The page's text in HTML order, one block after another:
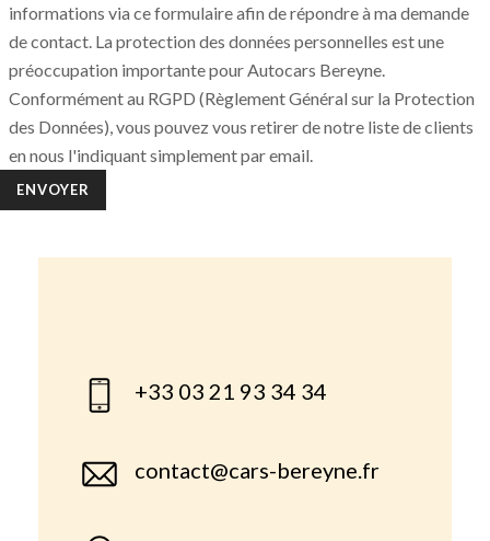
informations via ce formulaire afin de répondre à ma demande
de contact. La protection des données personnelles est une
préoccupation importante pour Autocars Bereyne.
Conformément au RGPD (Règlement Général sur la Protection
des Données), vous pouvez vous retirer de notre liste de clients
en nous l'indiquant simplement par email.
+33 03 21 93 34 34
contact@cars-bereyne.fr